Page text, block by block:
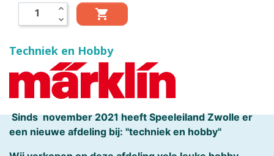
expand_less
expand_more

Techniek en Hobby
Sinds november 2021 heeft Speeleiland Zwolle er
een nieuwe afdeling bij: "techniek en hobby"